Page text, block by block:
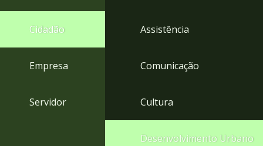
rodapé
Cidadão
Empresa
Servidor
Assistência
Comunicação
Cultura
Desenvolvimento Urbano